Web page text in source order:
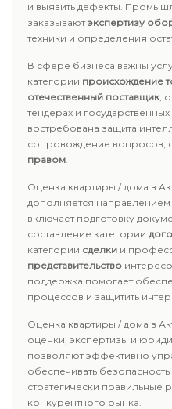
и выявить дефекты.
заказываютэкспертизу
техники и определения
В сфере бизнеса важны
категории происхождение
отечественный поставщик,
тендерах и государственных
востребована защита
сопровождение вопросов,
правом.
Оценка квартиры / дома в
дополняется направлением
включает подготовку
составление категории
категории сделки и
представительство
поддержка помогает
процессов и защитить
Оценка квартиры / дома в
оценки, экспертизы и
позволяют эффективно
обеспечивать
стратегически правильные
конкурентного рынка.